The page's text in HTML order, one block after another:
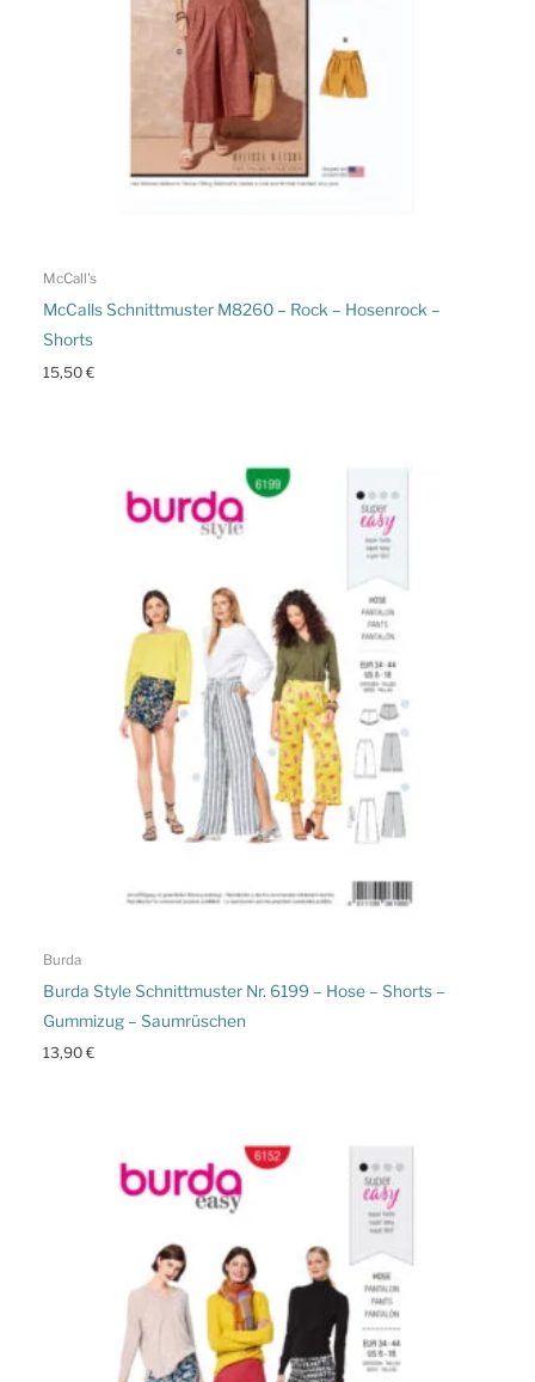
McCall's
McCalls Schnittmuster M8260 – Rock – Hosenrock –
Shorts
15,50€
Burda
Burda Style Schnittmuster Nr. 6199 – Hose – Shorts –
Gummizug – Saumrüschen
13,90€